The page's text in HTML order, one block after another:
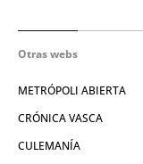
Otras webs
METRÓPOLI ABIERTA
CRÓNICA VASCA
CULEMANÍA